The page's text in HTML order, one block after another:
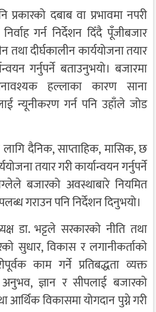
प्रकारको दबाब वा प्रभावमा नपरी
गर्न निर्देशन दिँदै पूँजीबजार
दीर्घकालीन कार्ययोजना तयार
गर्नुपर्ने बताउनुभयो। बजारमा
हल्लाका कारण साना
न्यूनीकरण गर्न पनि उहाँले जोड
दैनिक, साप्ताहिक, मासिक, छ
तयार गरी कार्यान्वयन गर्नुपर्ने
बजारको अवस्थाबारे नियमित
गराउन पनि निर्देशन दिनुभयो।
डा. भट्टले सरकारको नीति तथा
सुधार, विकास र लगानीकर्ताको
काम गर्ने प्रतिबद्धता व्यक्त
ज्ञान र सीपलाई बजारको
आर्थिक विकासमा योगदान पुग्ने गरी